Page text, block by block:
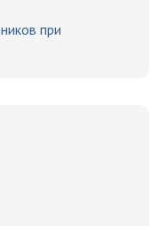
при